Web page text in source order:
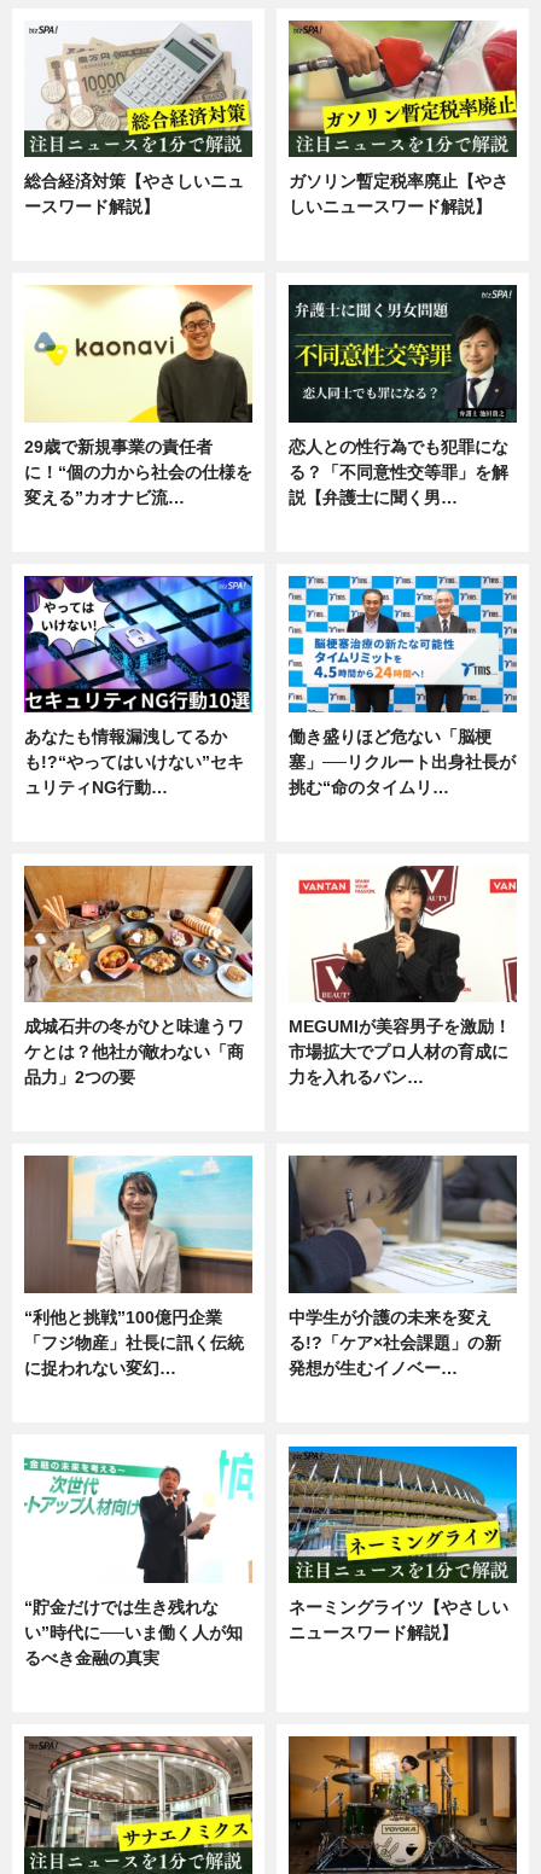
総合経済対策【やさしいニュ
ースワード解説】
ガソリン暫定税率廃止【やさ
しいニュースワード解説】
29歳で新規事業の責任者
に！“個の力から社会の仕様を
変える”カオナビ流…
恋人との性行為でも犯罪にな
る？「不同意性交等罪」を解
説【弁護士に聞く男…
あなたも情報漏洩してるか
も!?“やってはいけない”セキ
ュリティNG行動…
働き盛りほど危ない「脳梗
塞」──リクルート出身社長が
挑む“命のタイムリ…
成城石井の冬がひと味違うワ
ケとは？他社が敵わない「商
品力」2つの要
MEGUMIが美容男子を激励！
市場拡大でプロ人材の育成に
力を入れるバン…
“利他と挑戦”100億円企業
「フジ物産」社長に訊く伝統
に捉われない変幻…
中学生が介護の未来を変え
る!?「ケア×社会課題」の新
発想が生むイノベー…
“貯金だけでは生き残れな
い”時代に──いま働く人が知
るべき金融の真実
ネーミングライツ【やさしい
ニュースワード解説】